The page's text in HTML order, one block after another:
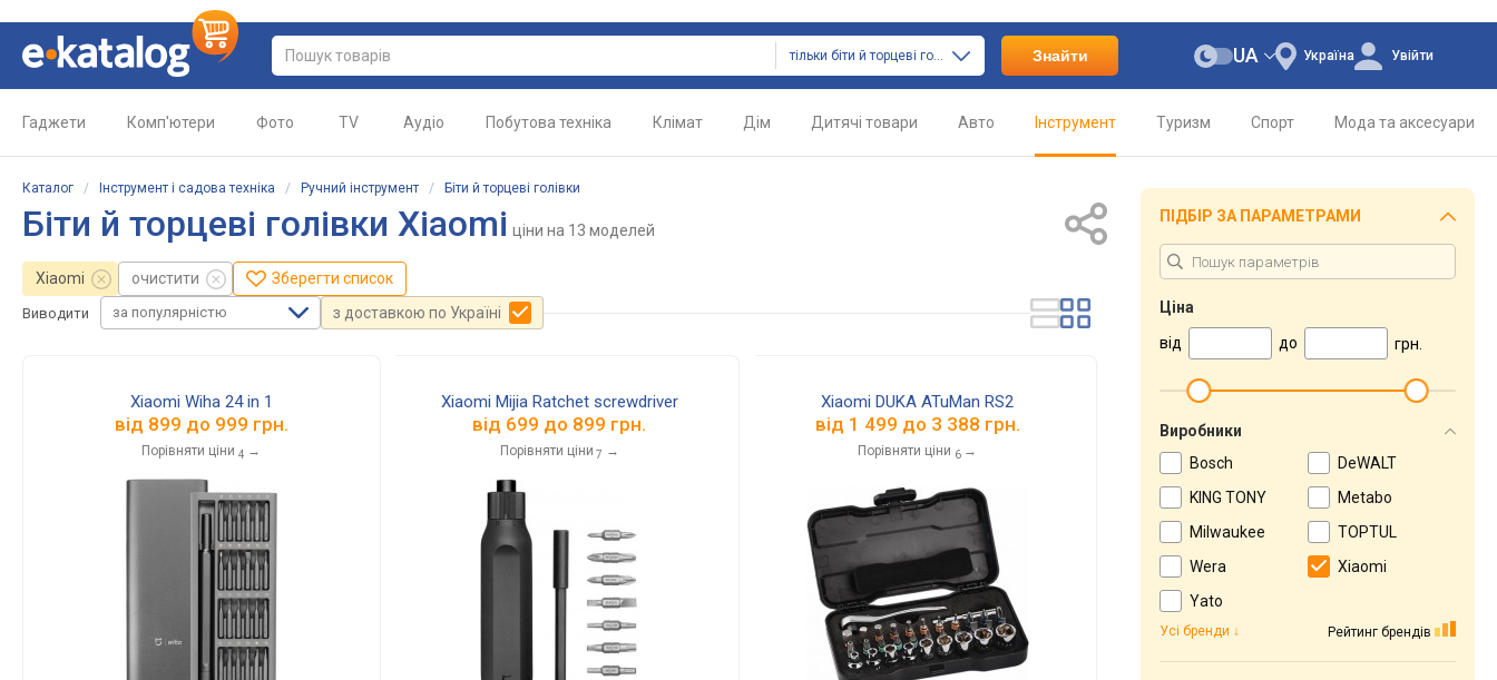
тільки біти й торцеві голівки Знайти Україна
UA Увійти
Гаджети Комп'ютери Фото TV Аудіо Побутова техніка Клімат Дім Дитячі товари Авто Інструмент Туризм Спорт Мода та аксесуари
Каталог / Інструмент і садова техніка / Ручний інструмент / Біти й торцеві голівки
Біти й торцеві голівки Xiaomi ціни на 13 моделей
Xiaomi очистити Зберегти список
Виводити за популярністю з доставкою по Україні
Xiaomi Wiha 24 in 1
від 899 до 999 грн.
Порівняти ціни 4 →
Xiaomi Mijia Ratchet screwdriver
від 699 до 899 грн.
Порівняти ціни 7 →
Xiaomi DUKA ATuMan RS2
від 1 499 до 3 388 грн.
Порівняти ціни 6 →
ПІДБІР ЗА ПАРАМЕТРАМИ
Ціна
від
до грн.
Виробники
Bosch
DeWALT
KING TONY
Metabo
Milwaukee
TOPTUL
Wera
Xiaomi
Yato
Рейтинг брендів
Усі бренди